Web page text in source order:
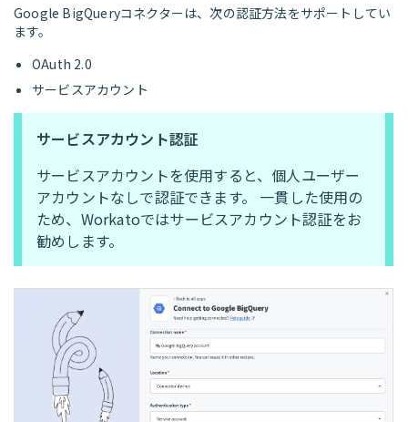
Google BigQueryコネクターは、次の認証方法をサポートしてい
ます。
OAuth 2.0
サービスアカウント
サービスアカウント認証
サービスアカウントを使用すると、個人ユーザー
アカウントなしで認証できます。 一貫した使用の
ため、Workatoではサービスアカウント認証をお
勧めします。